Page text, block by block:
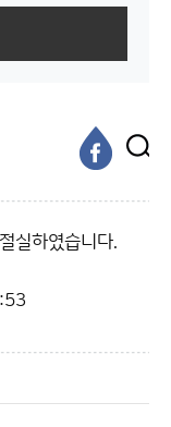
실하였습니다.